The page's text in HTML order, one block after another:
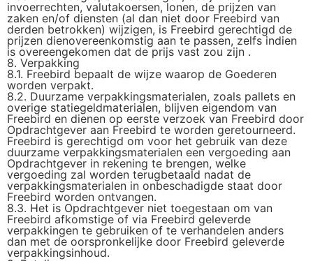
invoerrechten, valutakoersen, lonen, de prijzen van
zaken en/of diensten (al dan niet door Freebird van
derden betrokken) wijzigen, is Freebird gerechtigd de
prijzen dienovereenkomstig aan te passen, zelfs indien
is overeengekomen dat de prijs vast zou zijn .
8. Verpakking
8.1. Freebird bepaalt de wijze waarop de Goederen
worden verpakt.
8.2. Duurzame verpakkingsmaterialen, zoals pallets en
overige statiegeldmaterialen, blijven eigendom van
Freebird en dienen op eerste verzoek van Freebird door
Opdrachtgever aan Freebird te worden geretourneerd.
Freebird is gerechtigd om voor het gebruik van deze
duurzame verpakkingsmaterialen een vergoeding aan
Opdrachtgever in rekening te brengen, welke
vergoeding zal worden terugbetaald nadat de
verpakkingsmaterialen in onbeschadigde staat door
Freebird worden ontvangen.
8.3. Het is Opdrachtgever niet toegestaan om van
Freebird afkomstige of via Freebird geleverde
verpakkingen te gebruiken of te verhandelen anders
dan met de oorspronkelijke door Freebird geleverde
verpakkingsinhoud.